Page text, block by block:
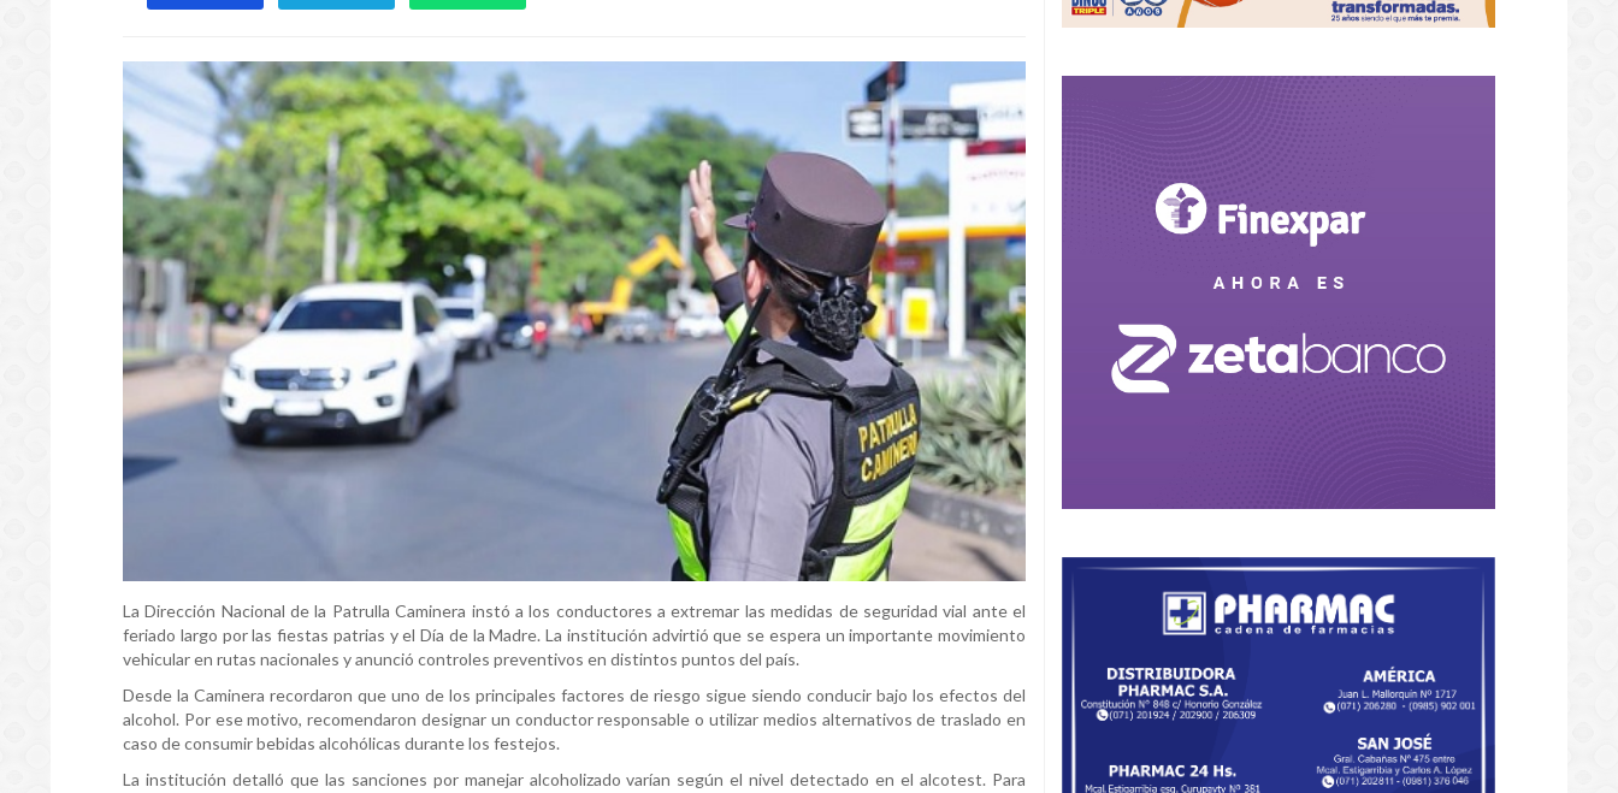
La Dirección Nacional de la Patrulla Caminera instó a los conductores a extremar las medidas de seguridad vial ante el
feriado largo por las fiestas patrias y el Día de la Madre. La institución advirtió que se espera un importante movimiento
vehicular en rutas nacionales y anunció controles preventivos en distintos puntos del país.
Desde la Caminera recordaron que uno de los principales factores de riesgo sigue siendo conducir bajo los efectos del
alcohol. Por ese motivo, recomendaron designar un conductor responsable o utilizar medios alternativos de traslado en
caso de consumir bebidas alcohólicas durante los festejos.
La institución detalló que las sanciones por manejar alcoholizado varían según el nivel detectado en el alcotest. Para